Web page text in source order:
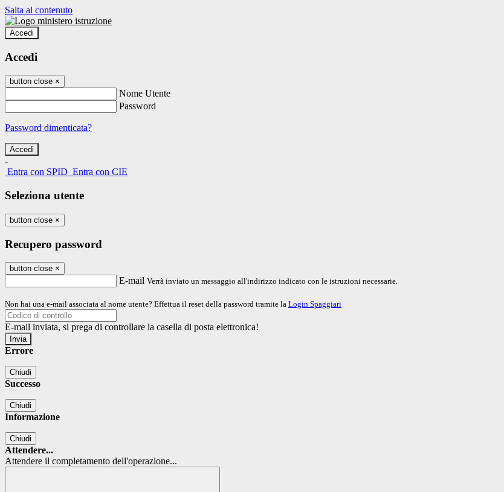
Salta al contenuto
Accedi
Accedi
button close ×
Nome Utente
Password
Password dimenticata?
-
Entra con SPID Entra con CIE
Seleziona utente
button close ×
Recupero password
button close ×
E-mail Verrà inviato un messaggio all'indirizzo indicato con le istruzioni necessarie.
Non hai una e-mail associata al nome utente? Effettua il reset della password tramite la Login Spaggiari
E-mail inviata, si prega di controllare la casella di posta elettronica!
Errore
Chiudi
Successo
Chiudi
Informazione
Chiudi
Attendere...
Attendere il completamento dell'operazione...